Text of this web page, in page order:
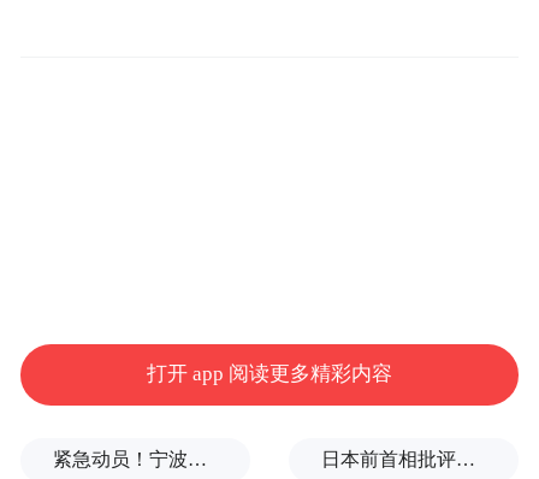
“特别声明：以上作品内容(包括在内的视频、图片或音
频)为凤凰网旗下自媒体平台“大风号”用户上传并发
Notice: The content above (including the videos,
打开 app 阅读更多精彩内容
紧急动员！宁波、温州、金华、舟山、台州、丽水等市市长，发表电视讲话 日本前首相批评高市在处理中美关系上缺乏战略